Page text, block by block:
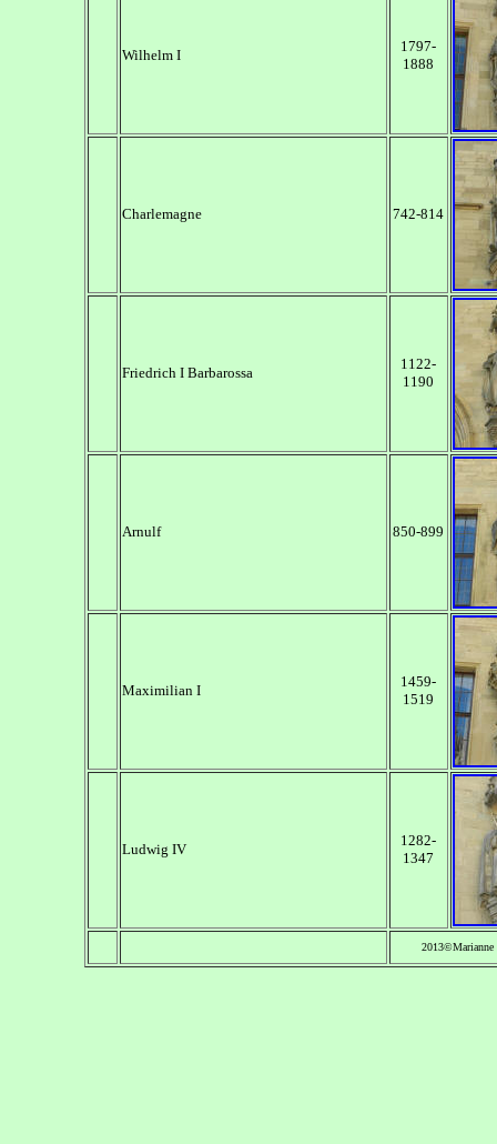
Wilhelm I
1797-
1888
Charlemagne 742-814
Friedrich I Barbarossa
1122-
1190
Arnulf 850-899
Maximilian I
1459-
1519
Ludwig IV
1282-
1347
2013©Marianne